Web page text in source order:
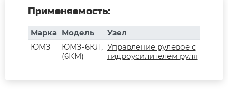
Применяемость:
Марка Модель
Узел
ЮМЗ
ЮМЗ-6КЛ,
(6КМ)
Управление рулевое с
гидроусилителем руля